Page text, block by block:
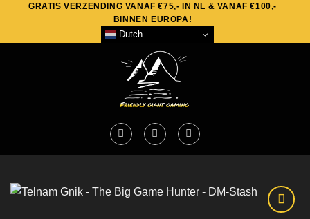
content
GRATIS VERZENDING VANAF €75,- IN NL & VANAF €100,-
BINNEN EUROPA!
Dutch